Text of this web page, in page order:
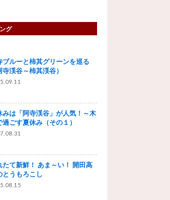
グ
ブルーと柿其グリーンを巡る
寺渓谷～柿其渓谷）
みは「阿寺渓谷」が人気！～木
過ごす夏休み（その１）
たて新鮮！ あま～い！ 開田高
とうもろこし